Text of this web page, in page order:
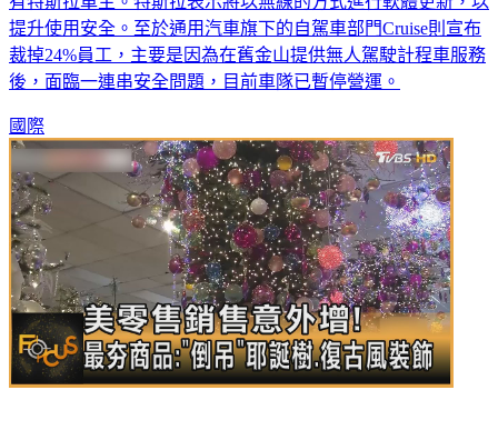
提升使用安全。至於通用汽車旗下的自駕車部門Cruise則宣布
裁掉24%員工，主要是因為在舊金山提供無人駕駛計程車服務
後，面臨一連串安全問題，目前車隊已暫停營運。
國際